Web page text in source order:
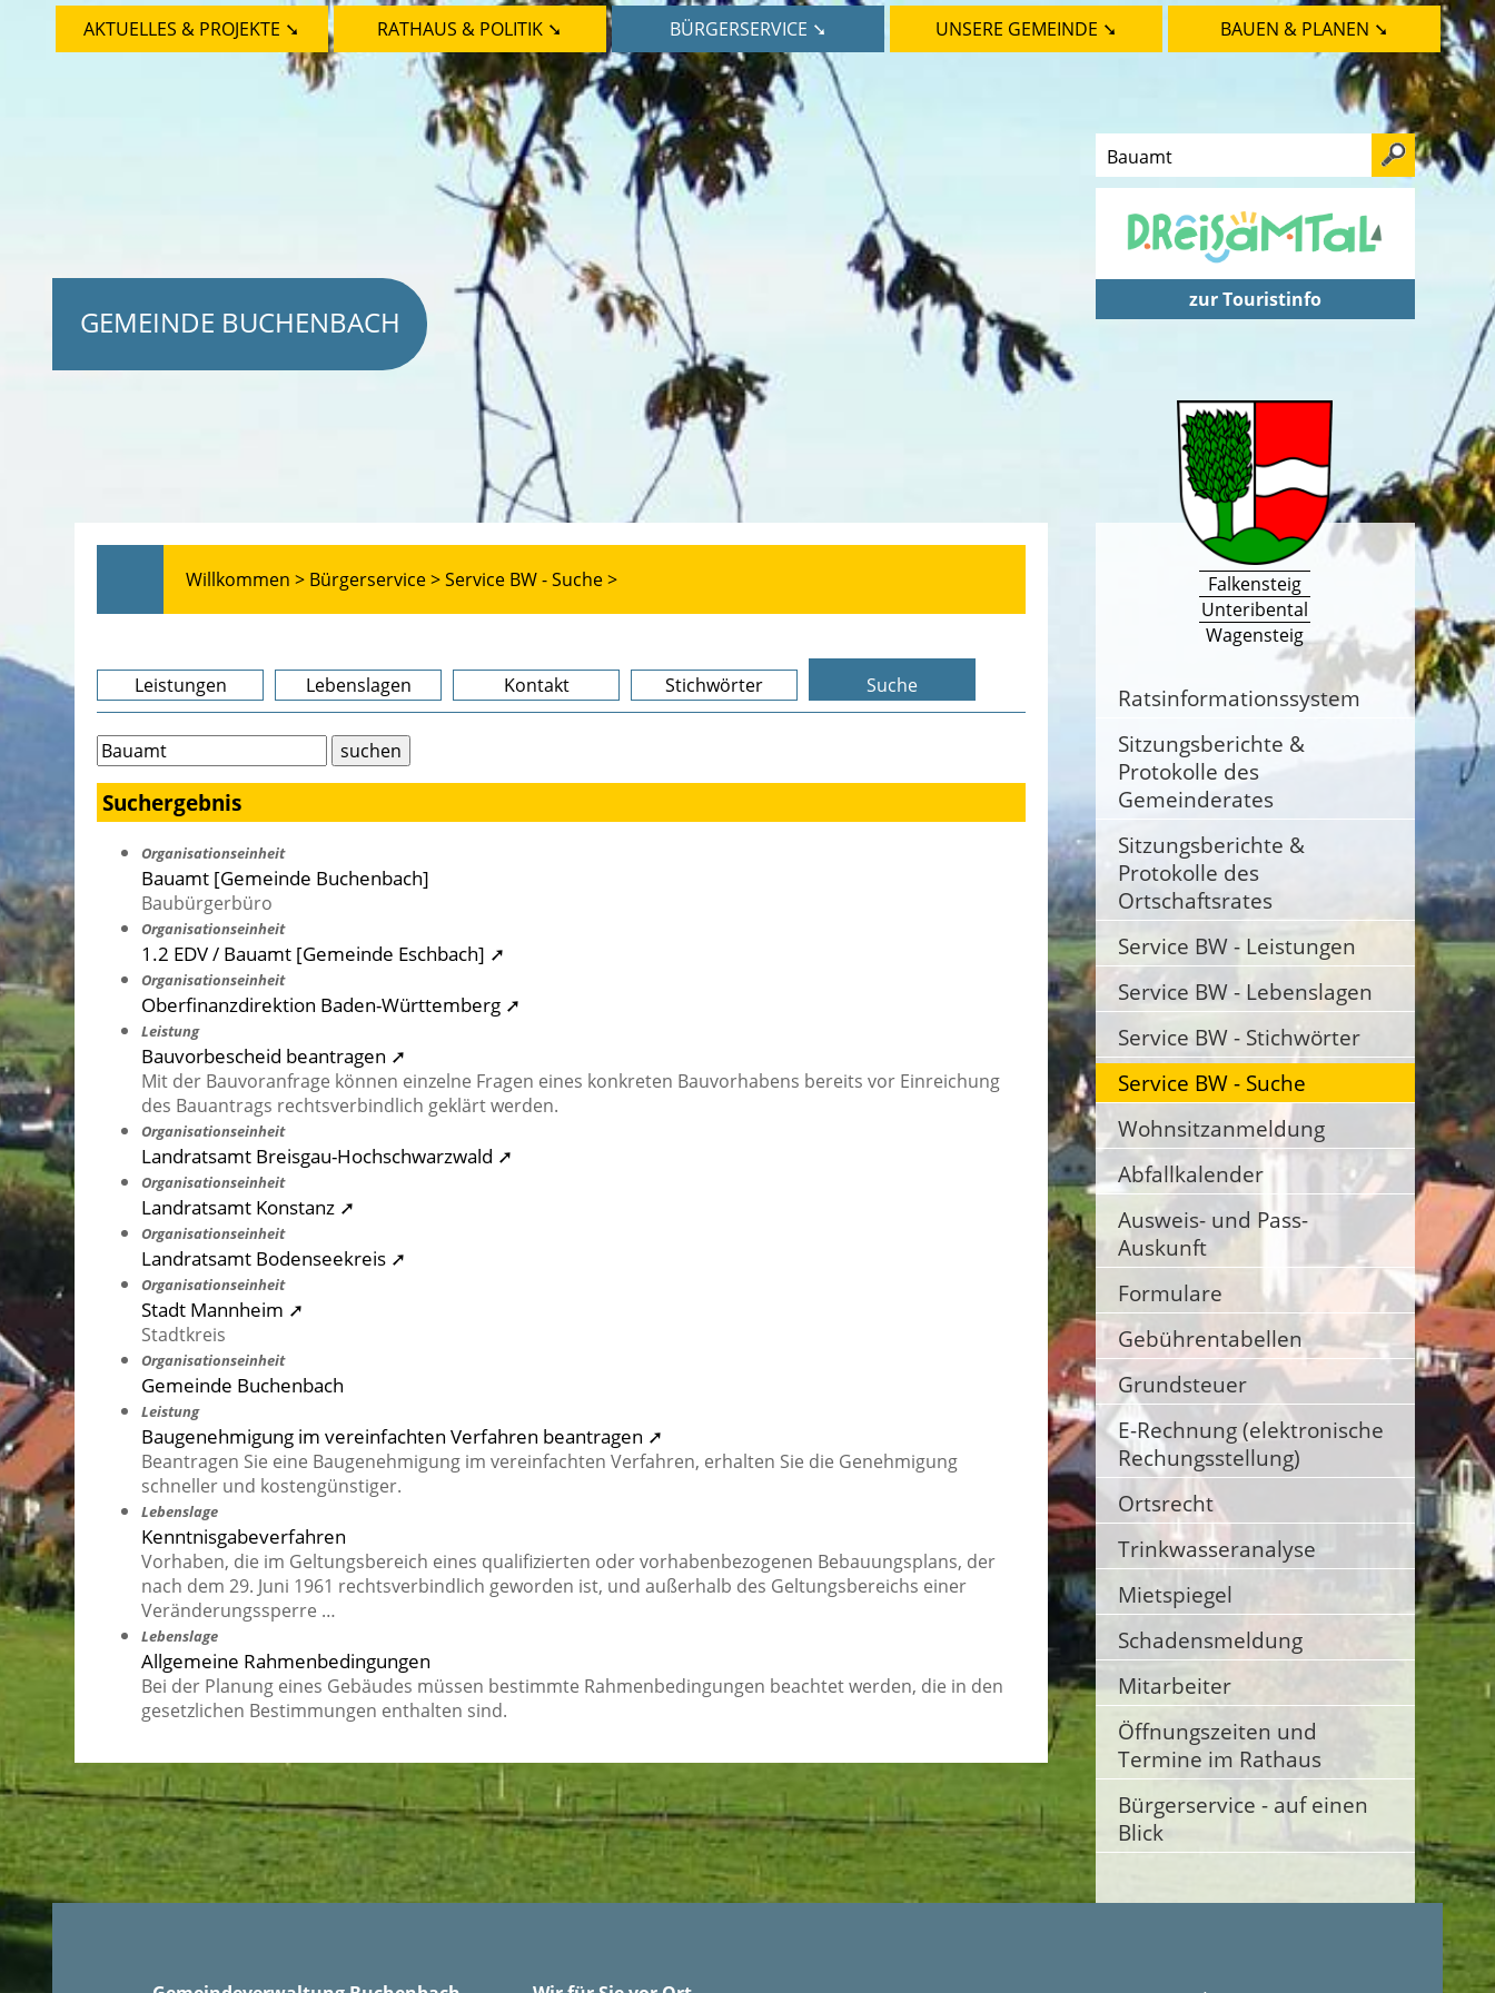
GEMEINDE BUCHENBACH
AKTUELLES & PROJEKTE ➘ RATHAUS & POLITIK ➘ BÜRGERSERVICE ➘ UNSERE GEMEINDE ➘ BAUEN & PLANEN ➘
zur Touristinfo
Willkommen > Bürgerservice >Service BW - Suche >
Leistungen Lebenslagen Kontakt Stichwörter Suche
Suchergebnis
Organisationseinheit
Bauamt [Gemeinde Buchenbach]
Baubürgerbüro
Organisationseinheit
1.2 EDV / Bauamt [Gemeinde Eschbach] ➚
Organisationseinheit
Oberfinanzdirektion Baden-Württemberg ➚
Leistung
Bauvorbescheid beantragen ➚
Mit der Bauvoranfrage können einzelne Fragen eines konkreten Bauvorhabens bereits vor Einreichung
des Bauantrags rechtsverbindlich geklärt werden.
Organisationseinheit
Landratsamt Breisgau-Hochschwarzwald ➚
Organisationseinheit
Landratsamt Konstanz ➚
Organisationseinheit
Landratsamt Bodenseekreis ➚
Organisationseinheit
Stadt Mannheim ➚
Stadtkreis
Organisationseinheit
Gemeinde Buchenbach
Leistung
Baugenehmigung im vereinfachten Verfahren beantragen ➚
Beantragen Sie eine Baugenehmigung im vereinfachten Verfahren, erhalten Sie die Genehmigung
schneller und kostengünstiger.
Lebenslage
Kenntnisgabeverfahren
Vorhaben, die im Geltungsbereich eines qualifizierten oder vorhabenbezogenen Bebauungsplans, der
nach dem 29. Juni 1961 rechtsverbindlich geworden ist, und außerhalb des Geltungsbereichs einer
Veränderungssperre …
Lebenslage
Allgemeine Rahmenbedingungen
Bei der Planung eines Gebäudes müssen bestimmte Rahmenbedingungen beachtet werden, die in den
gesetzlichen Bestimmungen enthalten sind.
Falkensteig
Unteribental
Wagensteig
Ratsinformationssystem
Sitzungsberichte &
Protokolle des
Gemeinderates
Sitzungsberichte &
Protokolle des
Ortschaftsrates
Service BW - Leistungen
Service BW - Lebenslagen
Service BW - Stichwörter
Service BW - Suche
Wohnsitzanmeldung
Abfallkalender
Ausweis- und Pass-
Auskunft
Formulare
Gebührentabellen
Grundsteuer
E-Rechnung (elektronische
Rechungsstellung)
Ortsrecht
Trinkwasseranalyse
Mietspiegel
Schadensmeldung
Mitarbeiter
Öffnungszeiten und
Termine im Rathaus
Bürgerservice - auf einen
Blick